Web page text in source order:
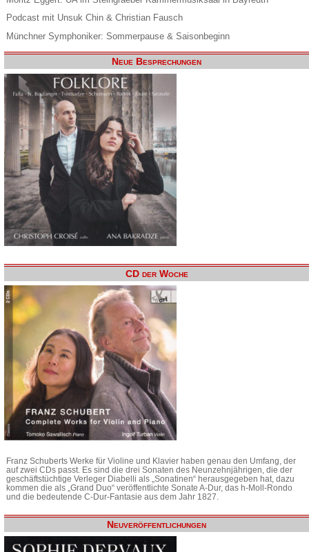
Podcast mit Unsuk Chin & Christian Fausch
Münchner Symphoniker: Sommerpause & Saisonbeginn
Neue Besprechungen
CD der Woche
Franz Schuberts Werke für Violine und Klavier haben genau den Umfang, der
auf zwei CDs passt. Es sind die drei Sonaten des Neunzehnjährigen, die der
geschäftstüchtige Verleger Diabelli als „Sonatinen“ herausgegeben hat, dazu
kommen die als „Grand Duo“ veröffentlichte Sonate A-Dur, das h-Moll-Rondo
und die bedeutende C-Dur-Fantasie aus dem Jahr 1827.
Neuveröffentlichungen